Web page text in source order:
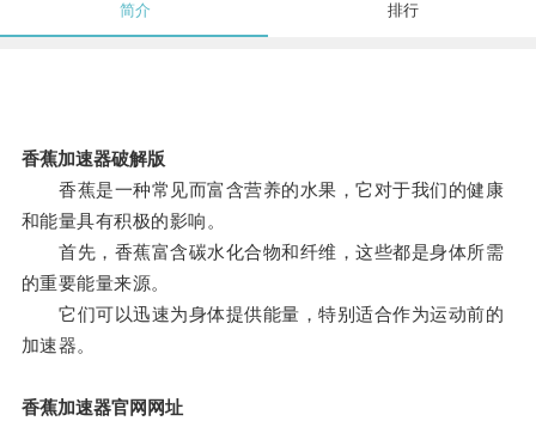
简介 排行
香蕉加速器破解版
香蕉是一种常见而富含营养的水果，它对于我们的健康
和能量具有积极的影响。
首先，香蕉富含碳水化合物和纤维，这些都是身体所需
的重要能量来源。
它们可以迅速为身体提供能量，特别适合作为运动前的
加速器。
香蕉加速器官网网址